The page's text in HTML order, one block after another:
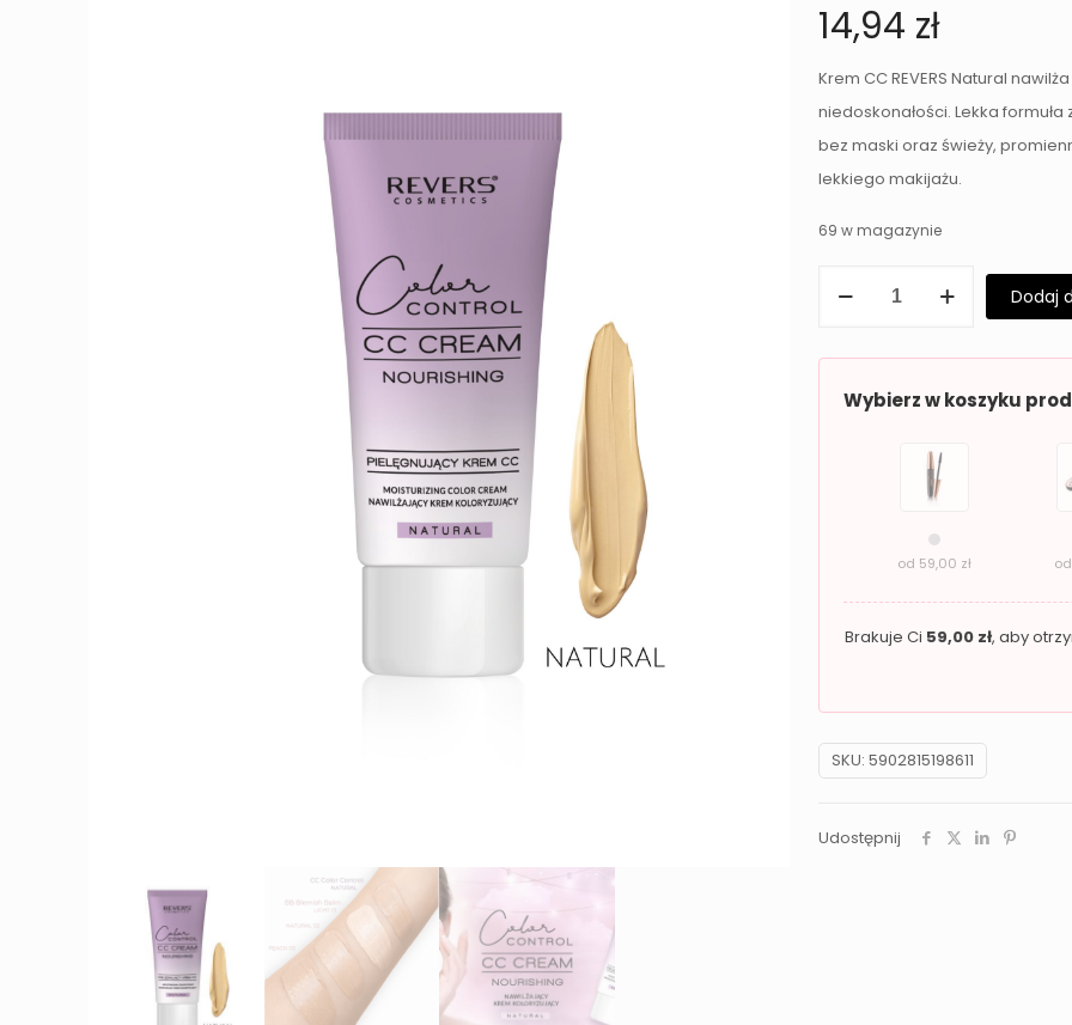
14,94 zł
Krem CC REVERS Natural
niedoskonałości. Lekka
bez maski oraz świeży,
lekkiego makijażu.
69 w magazynie
Natural
Dodaj
Wybierz w koszyku
od 59,00 zł
Brakuje Ci 59,00 zł, aby
SKU: 5902815198611
Udostępnij